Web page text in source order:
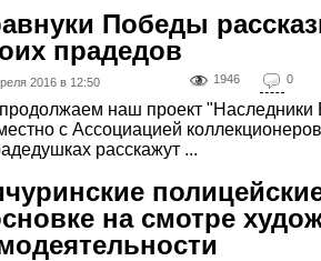
Победы
прадедов
2016 в 12:50 1946 0
наш проект "Наследники
с Ассоциацией
расскажут ...
на смотре